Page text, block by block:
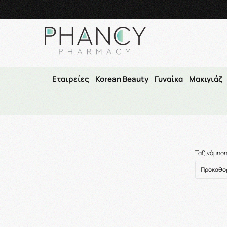
Τηλεφωνικές
Εταιρείες Korean Beauty Γυναίκα Μακιγιάζ
Ταξινόμηση